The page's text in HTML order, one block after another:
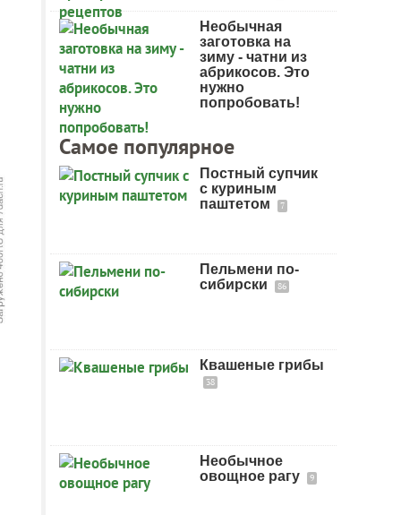
Необычная
заготовка на
зиму - чатни из
абрикосов. Это
нужно
попробовать!
Самое популярное
Постный супчик
с куриным
паштетом
7
Пельмени по-
сибирски
86
Квашеные грибы
38
Необычное
овощное рагу
9